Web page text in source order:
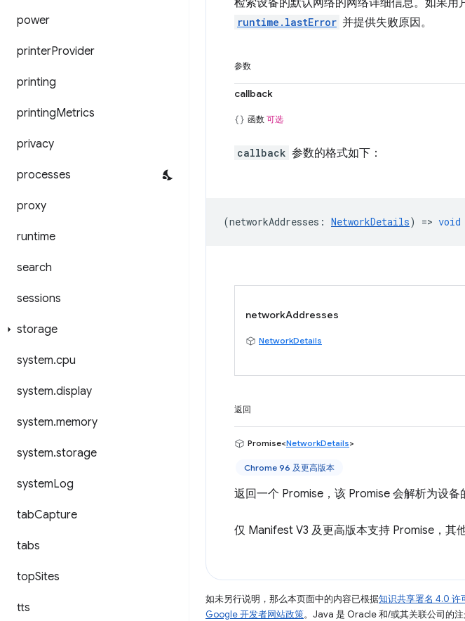
power
printerProvider
printing
printingMetrics
privacy
processes
proxy
runtime
search
sessions
storage
system.cpu
system.display
system.memory
system.storage
systemLog
tabCapture
tabs
topSites
tts
检索设备的默认网络的网络详细信息。如果
runtime.lastError 并提供失败原因。
参数
callback
函数 可选
callback 参数的格式如下：
(networkAddresses : NetworkDetails) => void
networkAddresses
NetworkDetails
返回
Promise<NetworkDetails>
Chrome 96 及更高版本
返回一个 Promise，该 Promise 会解析为设备
仅 Manifest V3 及更高版本支持 Promise，其
如未另行说明，那么本页面中的内容已根据知识共享署名 4.0 许
Google 开发者网站政策。Java 是 Oracle 和/或其关联公司的注